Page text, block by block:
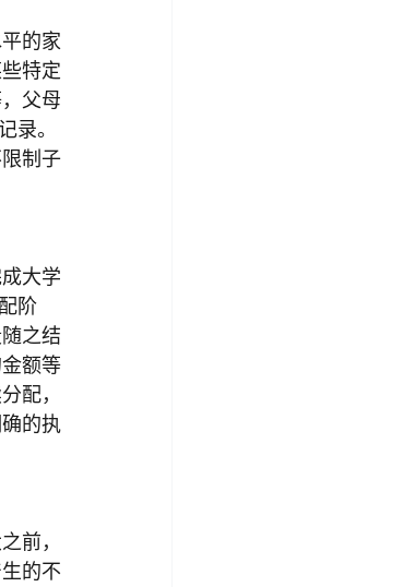
的家
特定
父母
录。
制子
大学
阶
之结
额等
配，
的执
前，
的不